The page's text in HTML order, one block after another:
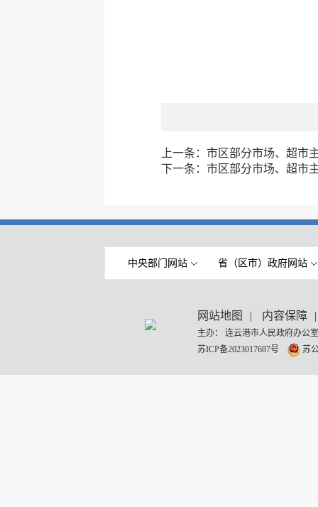
上一条： 市区部分市场、超市
下一条： 市区部分市场、超市
中央部门网站 省（区市）政府网站
网站地图 | 内容保障 |
主办： 连云港市人民政府办
苏ICP备2023017687号
苏